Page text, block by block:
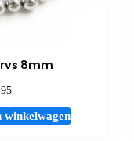
8mm
winkelwagen